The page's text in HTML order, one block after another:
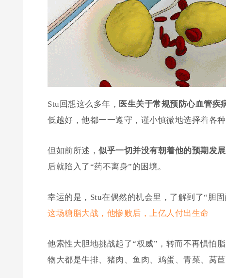
Stu回想这么多年， 医生关于常规预防心血管疾
低越好，他都一一遵守，谨小慎微地选择着各
但如前所述， 似乎一切并没有朝着他的预期发
后就陷入了“药不离身”的困境。
幸运的是，Stu在偶然的机会里，了解到了“胆
这场糖脂大战，他惨败后，上亿人付出生命
他索性大胆地挑战起了“权威”，转而不再惧怕
物大都是牛排、猪肉、鱼肉、鸡蛋、青菜、莴苣